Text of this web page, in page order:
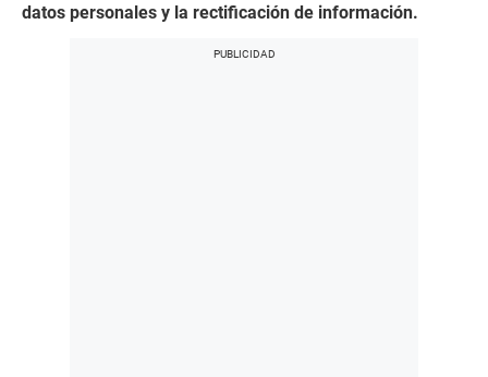
datos personales y la rectificación de información.